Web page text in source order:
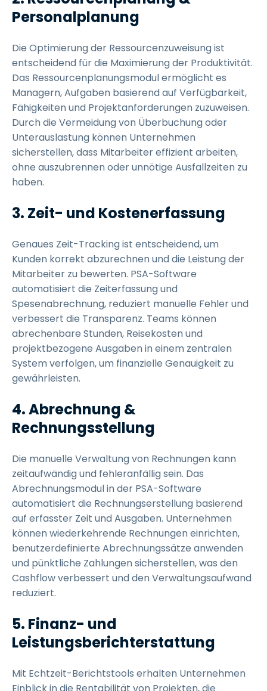
Personalplanung
Die Optimierung der Ressourcenzuweisung ist
entscheidend für die Maximierung der Produktivität.
Das Ressourcenplanungsmodul ermöglicht es
Managern, Aufgaben basierend auf Verfügbarkeit,
Fähigkeiten und Projektanforderungen zuzuweisen.
Durch die Vermeidung von Überbuchung oder
Unterauslastung können Unternehmen
sicherstellen, dass Mitarbeiter effizient arbeiten,
ohne auszubrennen oder unnötige Ausfallzeiten zu
haben.
3. Zeit- und Kostenerfassung
Genaues Zeit-Tracking ist entscheidend, um
Kunden korrekt abzurechnen und die Leistung der
Mitarbeiter zu bewerten. PSA-Software
automatisiert die Zeiterfassung und
Spesenabrechnung, reduziert manuelle Fehler und
verbessert die Transparenz. Teams können
abrechenbare Stunden, Reisekosten und
projektbezogene Ausgaben in einem zentralen
System verfolgen, um finanzielle Genauigkeit zu
gewährleisten.
4. Abrechnung &
Rechnungsstellung
Die manuelle Verwaltung von Rechnungen kann
zeitaufwändig und fehleranfällig sein. Das
Abrechnungsmodul in der PSA-Software
automatisiert die Rechnungserstellung basierend
auf erfasster Zeit und Ausgaben. Unternehmen
können wiederkehrende Rechnungen einrichten,
benutzerdefinierte Abrechnungssätze anwenden
und pünktliche Zahlungen sicherstellen, was den
Cashflow verbessert und den Verwaltungsaufwand
reduziert.
5. Finanz- und
Leistungsberichterstattung
Mit Echtzeit-Berichtstools erhalten Unternehmen